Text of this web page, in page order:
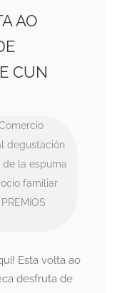
AO
CUN
degustación
de la espuma
ocio familiar
PREMIOS
Esta volta ao
desfruta de